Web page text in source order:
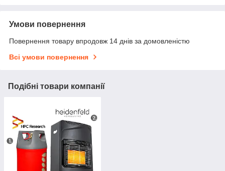
Умови повернення
Повернення товару впродовж 14 днів за домовленістю
Всі умови повернення
Подібні товари компанії